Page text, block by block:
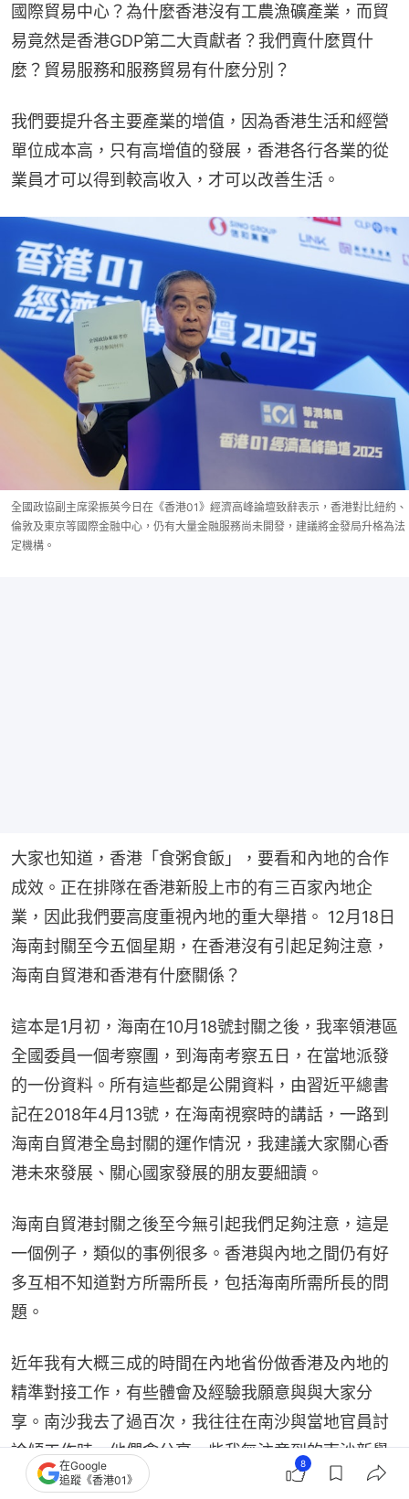
國際貿易中心？為什麼香港沒有工農漁礦產業，而貿
易竟然是香港GDP第二大貢獻者？我們賣什麼買什
麼？貿易服務和服務貿易有什麼分別？
我們要提升各主要產業的增值，因為香港生活和經營
單位成本高，只有高增值的發展，香港各行各業的從
業員才可以得到較高收入，才可以改善生活。
全國政協副主席梁振英今日在《香港01》經濟高峰論壇致辭表示，香港對比紐約、
倫敦及東京等國際金融中心，仍有大量金融服務尚未開發，建議將金發局升格為法
定機構。
大家也知道，香港「食粥食飯」，要看和內地的合作
成效。正在排隊在香港新股上市的有三百家內地企
業，因此我們要高度重視內地的重大舉措。 12月18日
海南封關至今五個星期，在香港沒有引起足夠注意，
海南自貿港和香港有什麼關係？
這本是1月初，海南在10月18號封關之後，我率領港區
全國委員一個考察團，到海南考察五日，在當地派發
的一份資料。所有這些都是公開資料，由習近平總書
記在2018年4月13號，在海南視察時的講話，一路到
海南自貿港全島封關的運作情況，我建議大家關心香
港未來發展、關心國家發展的朋友要細讀。
海南自貿港封關之後至今無引起我們足夠注意，這是
一個例子，類似的事例很多。香港與內地之間仍有好
多互相不知道對方所需所長，包括海南所需所長的問
題。
近年我有大概三成的時間在內地省份做香港及內地的
精準對接工作，有些體會及經驗我願意與與大家分
享。南沙我去了過百次，我往往在南沙與當地官員討
論傾工作時，他們會分享一些我無注意到的南沙新舉
措、新發展。我們有一次曾說，「我經常來嘅，同埋
在Google
追蹤《香港01》
8